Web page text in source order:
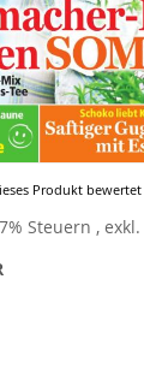
Produkt bewertet
Steuern , exkl.